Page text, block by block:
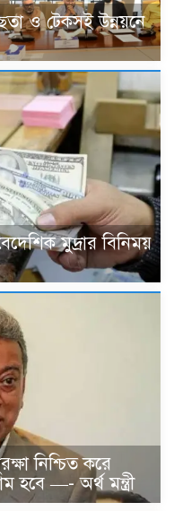
ও টেকসই উন্নয়নে
মুদ্রার বিনিময়
নিশ্চিত করে
হবে —- অর্থ মন্ত্রী